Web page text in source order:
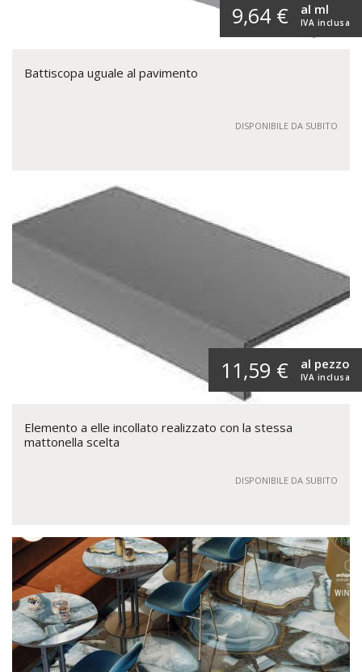
9,64 € IVA inclusa
al ml
Battiscopa uguale al pavimento
DISPONIBILE DA SUBITO
11,59 € IVA inclusa
al pezzo
Elemento a elle incollato realizzato con la stessa
mattonella scelta
DISPONIBILE DA SUBITO